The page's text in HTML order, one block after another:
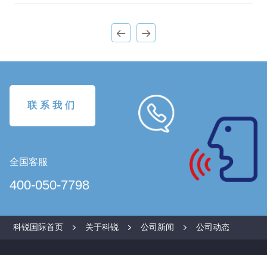
国际连续四年上榜百强。
联系我们
全国客服
400-050-7798
科锐国际首页 关于科锐 公司新闻 公司动态